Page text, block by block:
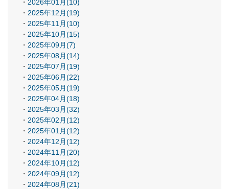
2026年01月(10)
2025年12月(19)
2025年11月(10)
2025年10月(15)
2025年09月(7)
2025年08月(14)
2025年07月(19)
2025年06月(22)
2025年05月(19)
2025年04月(18)
2025年03月(32)
2025年02月(12)
2025年01月(12)
2024年12月(12)
2024年11月(20)
2024年10月(12)
2024年09月(12)
2024年08月(21)